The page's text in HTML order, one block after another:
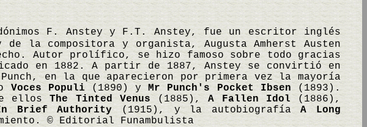
F. Anstey y F.T. Anstey, fue un escritor inglés
la compositora y organista, Augusta Amherst Austen
Autor prolífico, se hizo famoso sobre todo gracias
en 1882. A partir de 1887, Anstey se convirtió en
en la que aparecieron por primera vez la mayoría
Voces Populi (1890) yMr Punch's Pocket Ibsen(1893).
ellosThe Tinted Venus(1885),A Fallen Idol (1886),
Brief Authority (1915), y la autobiografíaA Long
© Editorial Funambulista